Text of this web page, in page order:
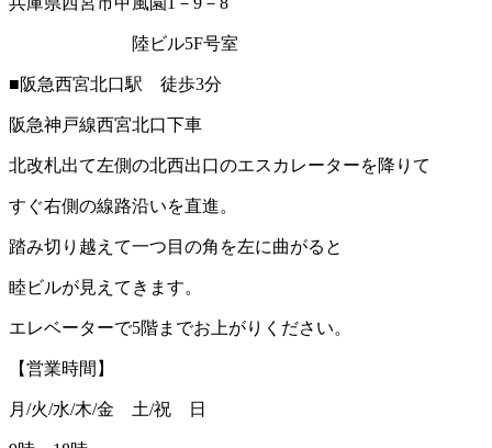
陸ビル5F号室
■阪急西宮北口駅 徒歩3分
阪急神戸線西宮北口下車
北改札出て左側の北西出口のエスカレーターを降りて
すぐ右側の線路沿いを直進。
踏み切り越えて一つ目の角を左に曲がると
睦ビルが見えてきます。
エレベーターで5階までお上がりください。
【営業時間】
月/火/水/木/金 土/祝 日